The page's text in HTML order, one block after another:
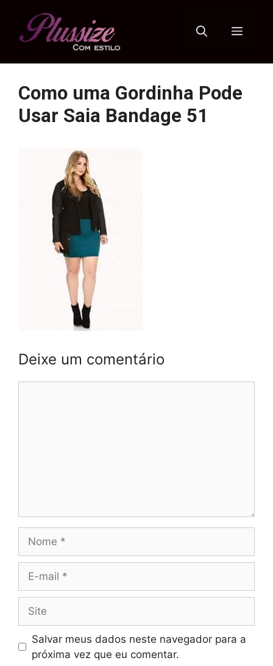
Menu
Como uma Gordinha Pode
Usar Saia Bandage 51
Deixe um comentário
mail
Salvar meus dados neste navegador para a
próxima vez que eu comentar.